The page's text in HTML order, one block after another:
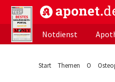
aponet.de - Das
Notdienst
Start Themen O